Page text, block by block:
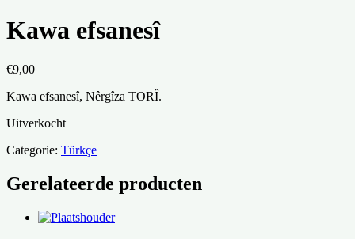
Kawa efsanesî
€9,00
Kawa efsanesî, Nêrgîza TORÎ.
Uitverkocht
Categorie: Türkçe
Gerelateerde producten